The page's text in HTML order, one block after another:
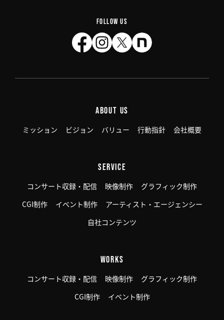
FOLLOW US
ABOUT US
ミッション ビジョン バリュー 行動指針 会社概要
SERVICE
コンサート収録・配信 映像制作
グラフィック制作
CGI制作
イベント制作
アーティスト・エージェンシー
自社コンテンツ
WORKS
コンサート収録・配信 映像制作
グラフィック制作
CGI制作
イベント制作